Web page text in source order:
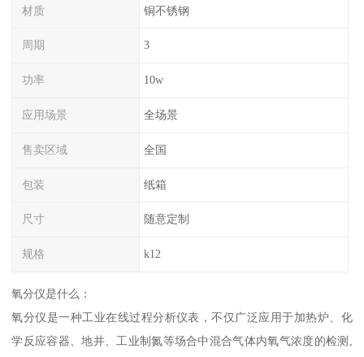
材质 铜不锈钢
周期 3
功率 10w
应用场景 全场景
售卖区域 全国
包装 纸箱
尺寸 随意定制
规格 k12
氧分仪是什么：
氧分仪是一种工业在线过程分析仪表，不仅广泛应用于加热炉、化
学反应容器、地井、工业制氮等场合中混合气体内氧气浓度的检测,